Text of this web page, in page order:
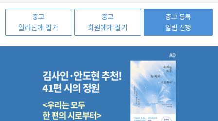
중고
알라딘에 팔기
중고
회원에게 팔기
중고 등록
알림 신청